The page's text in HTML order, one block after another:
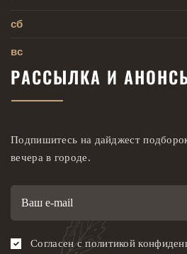
сб
вс
РАССЫЛКА И
Подпишитесь на дайджест
вечера в городе.
Электронная
Согласен с политикой